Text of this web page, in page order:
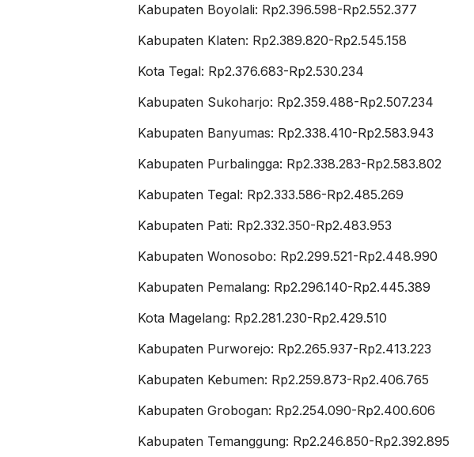
Kabupaten Boyolali: Rp2.396.598-Rp2.552.377
Kabupaten Klaten: Rp2.389.820-Rp2.545.158
Kota Tegal: Rp2.376.683-Rp2.530.234
Kabupaten Sukoharjo: Rp2.359.488-Rp2.507.234
Kabupaten Banyumas: Rp2.338.410-Rp2.583.943
Kabupaten Purbalingga: Rp2.338.283-Rp2.583.802
Kabupaten Tegal: Rp2.333.586-Rp2.485.269
Kabupaten Pati: Rp2.332.350-Rp2.483.953
Kabupaten Wonosobo: Rp2.299.521-Rp2.448.990
Kabupaten Pemalang: Rp2.296.140-Rp2.445.389
Kota Magelang: Rp2.281.230-Rp2.429.510
Kabupaten Purworejo: Rp2.265.937-Rp2.413.223
Kabupaten Kebumen: Rp2.259.873-Rp2.406.765
Kabupaten Grobogan: Rp2.254.090-Rp2.400.606
Kabupaten Temanggung: Rp2.246.850-Rp2.392.895